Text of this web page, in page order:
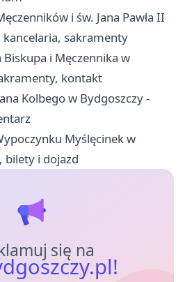
i św. Jana Pawła II
kancelaria, sakramenty
Biskupa i Męczennika w
kontakt
Kolbego w Bydgoszczy -
Myślęcinek w
bilety i dojazd
się na